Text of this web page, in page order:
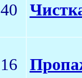
40
16